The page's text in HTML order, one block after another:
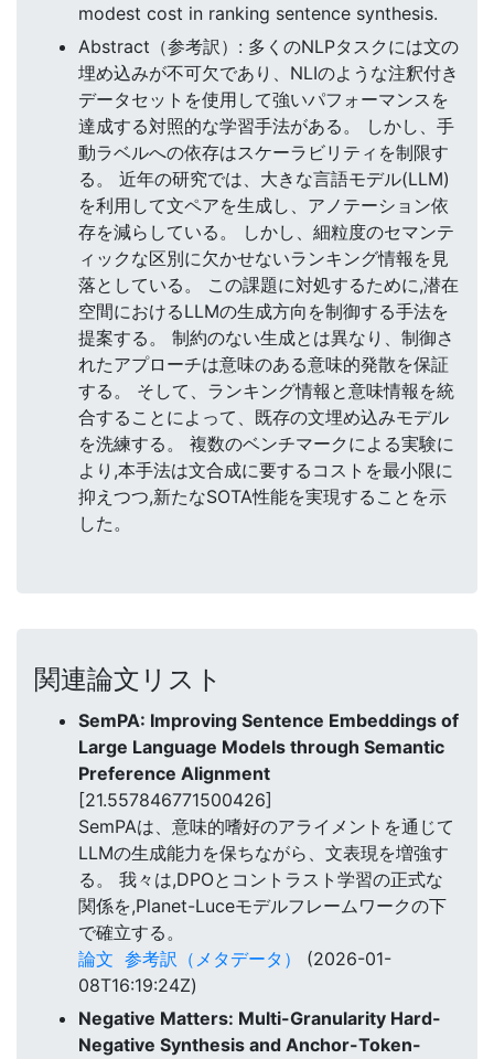
modest cost in ranking sentence synthesis.
Abstract（参考訳）: 多くのNLPタスクには文の
埋め込みが不可欠であり、NLIのような注釈付き
データセットを使用して強いパフォーマンスを
達成する対照的な学習手法がある。 しかし、手
動ラベルへの依存はスケーラビリティを制限す
る。 近年の研究では、大きな言語モデル(LLM)
を利用して文ペアを生成し、アノテーション依
存を減らしている。 しかし、細粒度のセマンテ
ィックな区別に欠かせないランキング情報を見
落としている。 この課題に対処するために,潜在
空間におけるLLMの生成方向を制御する手法を
提案する。 制約のない生成とは異なり、制御さ
れたアプローチは意味のある意味的発散を保証
する。 そして、ランキング情報と意味情報を統
合することによって、既存の文埋め込みモデル
を洗練する。 複数のベンチマークによる実験に
より,本手法は文合成に要するコストを最小限に
抑えつつ,新たなSOTA性能を実現することを示
した。
関連論文リスト
SemPA: Improving Sentence Embeddings of
Large Language Models through Semantic
Preference Alignment
[21.557846771500426]
SemPAは、意味的嗜好のアライメントを通じて
LLMの生成能力を保ちながら、文表現を増強す
る。 我々は,DPOとコントラスト学習の正式な
関係を,Planet-Luceモデルフレームワークの下
で確立する。
論文 参考訳（メタデータ）
(2026-01-
08T16:19:24Z)
Negative Matters: Multi-Granularity Hard-
Negative Synthesis and Anchor-Token-